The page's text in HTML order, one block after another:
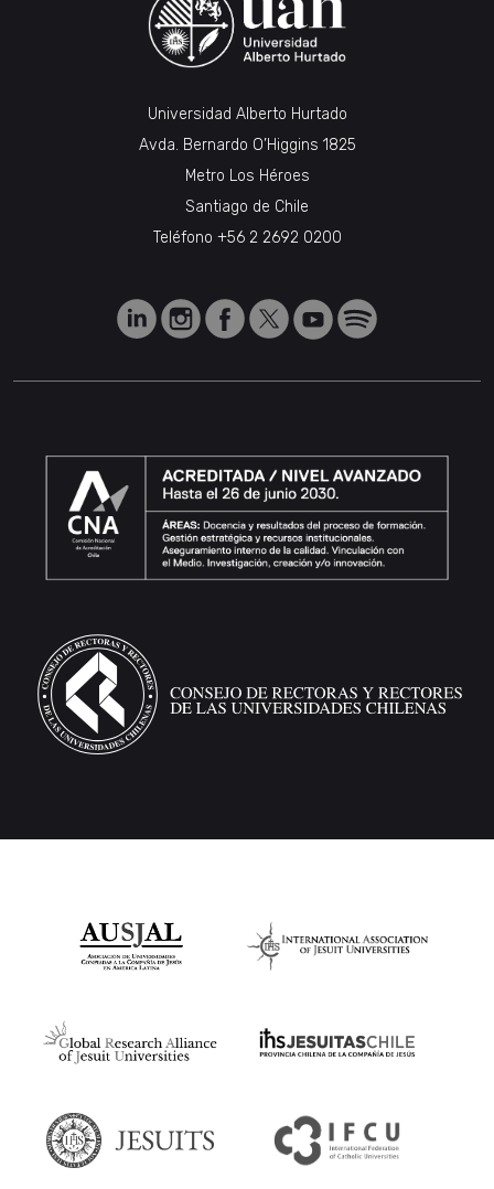
Universidad Alberto Hurtado
Avda. Bernardo O’Higgins 1825
Metro Los Héroes
Santiago de Chile
Teléfono +56 2 2692 0200